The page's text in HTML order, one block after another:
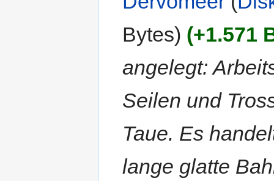
Bytes) (+1.571
angelegt:
Seilen und
Taue. Es
lange glatte